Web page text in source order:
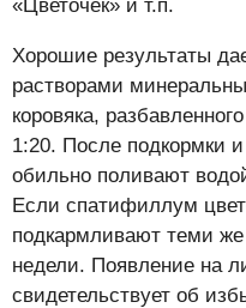
«Цветочек» и т.п.
Хорошие результаты
растворами
коровяка,
1:20. После подкормки
обильно поливают
Если спатифиллум
подкармливают теми
недели. Появление на
свидетельствует об